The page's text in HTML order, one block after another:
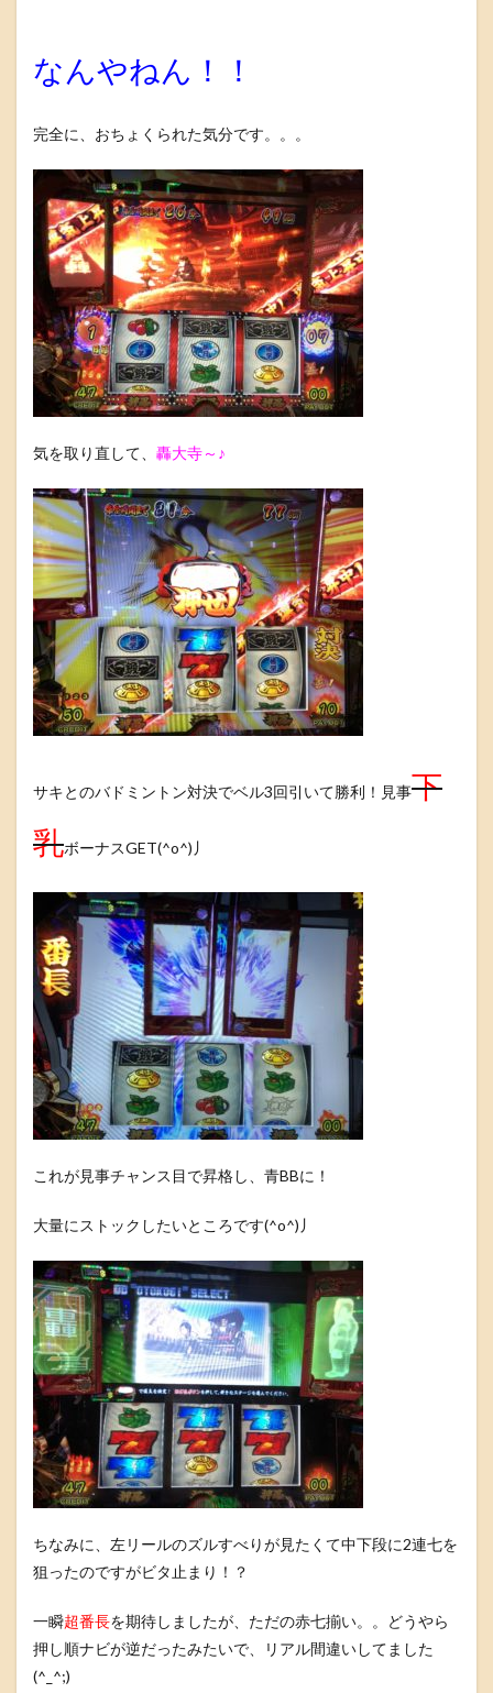
なんやねん！！
完全に、おちょくられた気分です。。。
気を取り直して、 轟大寺～♪
サキとのバドミントン対決でベル3回引いて勝利！見事下
乳ボーナスGET(^o^)丿
これが見事チャンス目で昇格し、青BBに！
大量にストックしたいところです(^o^)丿
ちなみに、左リールのズルすべりが見たくて中下段に2連七を
狙ったのですがビタ止まり！？
一瞬超番長を期待しましたが、ただの赤七揃い。。どうやら
押し順ナビが逆だったみたいで、リアル間違いしてました
(^_^;)